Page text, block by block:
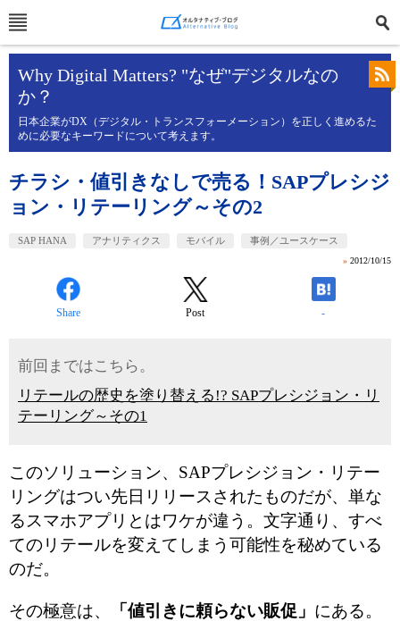
Why Digital Matters? "なぜ"デジタルなの
か？
日本企業がDX（デジタル・トランスフォーメーション）を正しく進めるた
めに必要なキーワードについて考えます。
チラシ・値引きなしで売る！SAPプレシジ
ョン・リテーリング～その2
SAP HANA アナリティクス モバイル 事例／ユースケース
» 2012/10/15
Share Post -
前回まではこちら。
リテールの歴史を塗り替える!? SAPプレシジョン・リ
テーリング～その1
このソリューション、SAPプレシジョン・リテー
リングはつい先日リリースされたものだが、単な
るスマホアプリとはワケが違う。文字通り、すべ
てのリテールを変えてしまう可能性を秘めている
のだ。
その極意は、 「値引きに頼らない販促」 にある。